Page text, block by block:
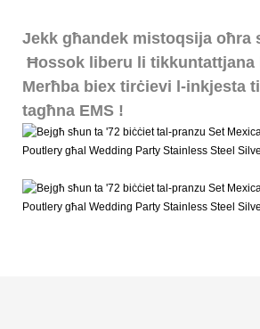
Jekk għandek mistoqsija oħra
Ħossok liberu li tikkuntattjana
Merħba biex tirċievi l-inkjesta
tagħna EMS !